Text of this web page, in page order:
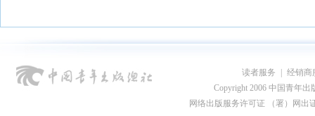
读者服务
经销商
Copyright 2006 中国青年出
网络出版服务许可证 （署）网出